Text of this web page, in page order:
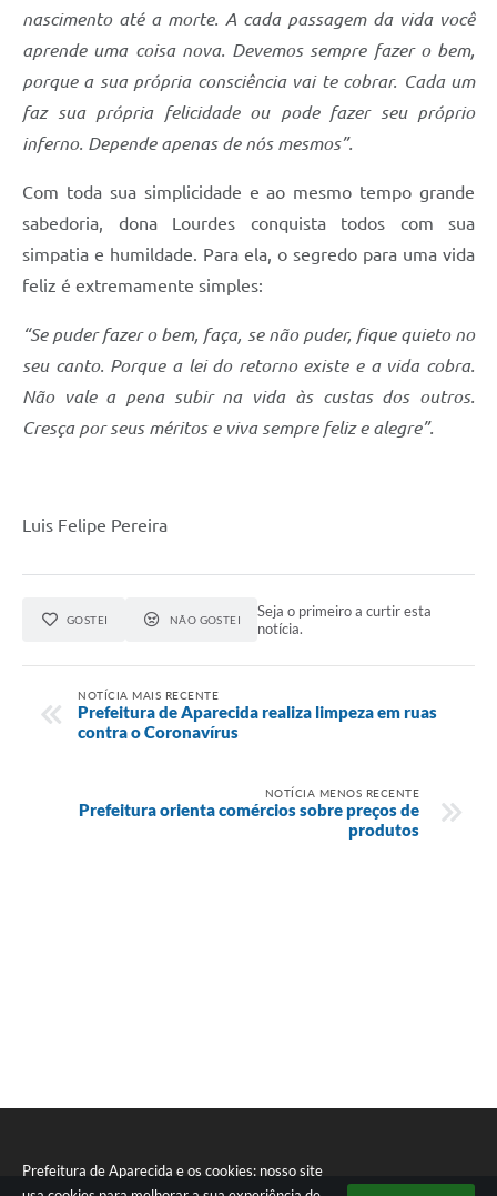
Prefeitura de Aparecida e os cookies: nosso site
nascimento até a morte. A cada passagem da vida você
aprende uma coisa nova. Devemos sempre fazer o bem,
porque a sua própria consciência vai te cobrar. Cada um
faz sua própria felicidade ou pode fazer seu próprio
inferno. Depende apenas de nós mesmos”.
Com toda sua simplicidade e ao mesmo tempo grande
sabedoria, dona Lourdes conquista todos com sua
simpatia e humildade. Para ela, o segredo para uma vida
feliz é extremamente simples:
“Se puder fazer o bem, faça, se não puder, fique quieto no
seu canto. Porque a lei do retorno existe e a vida cobra.
Não vale a pena subir na vida às custas dos outros.
Cresça por seus méritos e viva sempre feliz e alegre”.
Luis Felipe Pereira
GOSTEI NÃO GOSTEI
Seja o primeiro a curtir esta
notícia.
NOTÍCIA MAIS RECENTE
Prefeitura de Aparecida realiza limpeza em ruas
contra o Coronavírus
NOTÍCIA MENOS RECENTE
Prefeitura orienta comércios sobre preços de
produtos